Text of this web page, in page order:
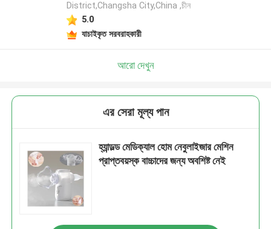
District,Changsha City,China ,চীন
5.0
যাচাইকৃত সরবরাহকারী
আরো দেখুন
এর সেরা মূল্য পান
হ্যান্ডল্ড মেডিক্যাল হোম নেবুলাইজার মেশিন
প্রাপ্তবয়স্ক বাচ্চাদের জন্য অবশিষ্ট নেই